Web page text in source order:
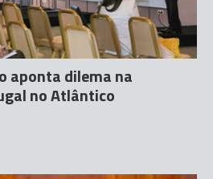
aponta dilema na
no Atlântico